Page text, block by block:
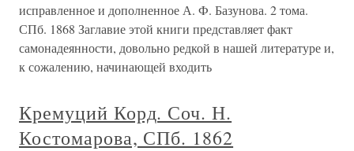
исправленное и дополненное А. Ф. Базунова. 2 тома.
СПб. 1868 Заглавие этой книги представляет факт
самонадеянности, довольно редкой в нашей литературе и,
к сожалению, начинающей входить
Кремуций Корд. Соч. Н.
Костомарова, СПб. 1862